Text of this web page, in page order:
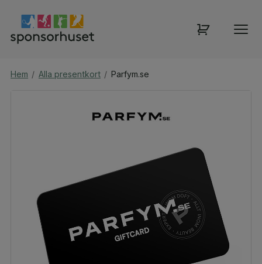
Hem / Alla presentkort / Parfym.se